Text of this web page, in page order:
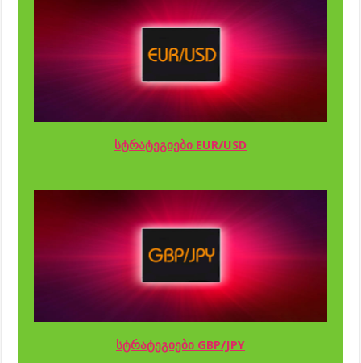
სტრატეგიები EUR/USD
სტრატეგიები GBP/JPY